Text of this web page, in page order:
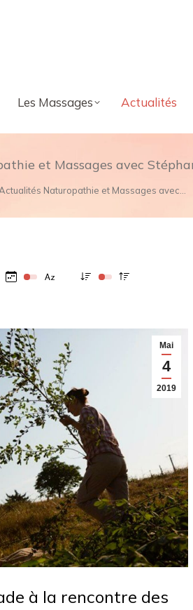
Les Massages Actualités
et Massages avec
ici :
Actualités Naturopathie et Massages avec…
Mai
4
2019
à la rencontre des